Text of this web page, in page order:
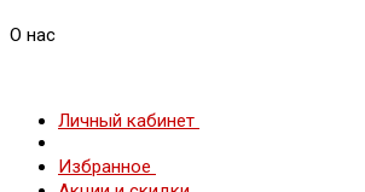
О нас
Личный кабинет
Избранное